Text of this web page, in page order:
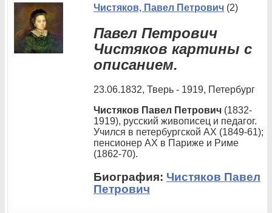
Чистяков, Павел Петрович (2)
Павел Петрович
Чистяков картины с
описанием.
23.06.1832, Тверь - 1919, Петербург
Чистяков Павел Петрович (1832-
1919), русский живописец и педагог.
Учился в петербургской АХ (1849-61);
пенсионер АХ в Париже и Риме
(1862-70).
Биография: Чистяков Павел
Петрович